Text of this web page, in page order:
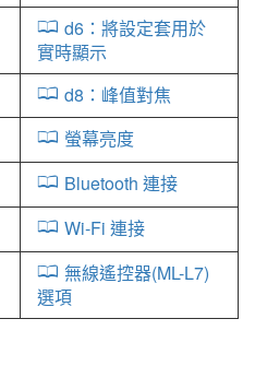
d6：將設定套用於
實時顯示
d8：峰值對焦
螢幕亮度
Bluetooth 連接
Wi-Fi 連接
無線遙控器(ML-L7)
選項